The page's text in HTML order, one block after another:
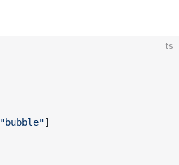
ts
"bubble"]